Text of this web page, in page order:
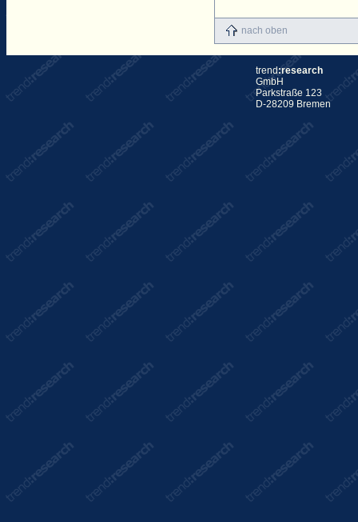
nach oben
trend:research
GmbH
Parkstraße 123
D-28209 Bremen